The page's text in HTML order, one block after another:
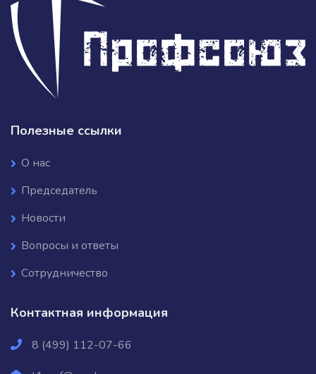
Полезные ссылки
О нас
Председатель
Новости
Вопросы и ответы
Сотрудничество
Контактная информация
8 (499) 112-07-66